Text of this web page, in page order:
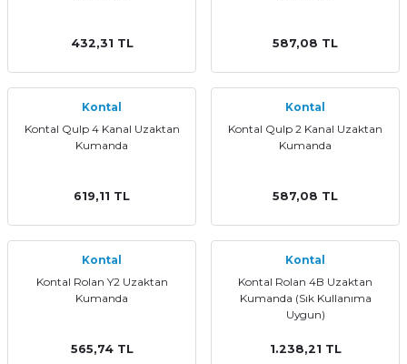
432,31 TL 587,08 TL
Kontal
Kontal Qulp 4 Kanal Uzaktan
Kumanda
619,11 TL
Kontal
Kontal Qulp 2 Kanal Uzaktan
Kumanda
587,08 TL
Kontal
Kontal Rolan Y2 Uzaktan
Kumanda
565,74 TL
Kontal
Kontal Rolan 4B Uzaktan
Kumanda (Sık Kullanıma
Uygun)
1.238,21 TL